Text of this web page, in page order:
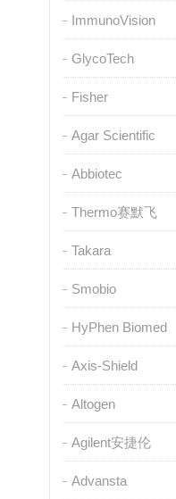
ImmunoVision
GlycoTech
Fisher
Agar Scientific
Abbiotec
Thermo赛默飞
Takara
Smobio
HyPhen Biomed
Axis-Shield
Altogen
Agilent安捷伦
Advansta